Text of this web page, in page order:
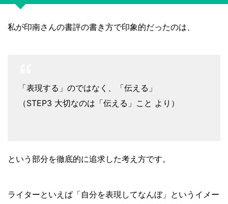
私が印南さんの書評の書き方で印象的だったのは、
「表現する」のではなく、「伝える」
（STEP3 大切なのは「伝える」こと より）
という部分を徹底的に追求した考え方です。
ライターといえば「自分を表現してなんぼ」というイメー